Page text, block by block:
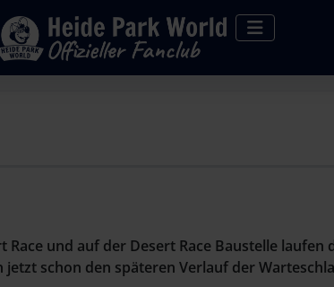
und auf der Desert Race Baustelle
schon den späteren Verlauf der